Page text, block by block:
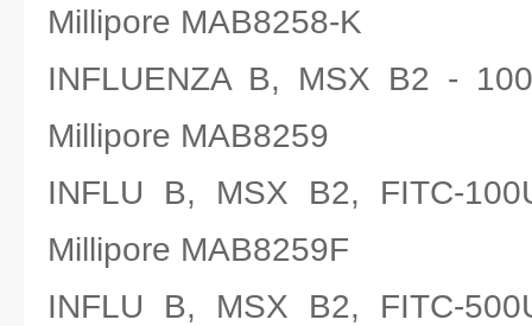
Millipore MAB8258-K
INFLUENZA B, MSX B2 -
Millipore MAB8259
INFLU B, MSX B2, FITC-
Millipore MAB8259F
INFLU B, MSX B2, FITC-